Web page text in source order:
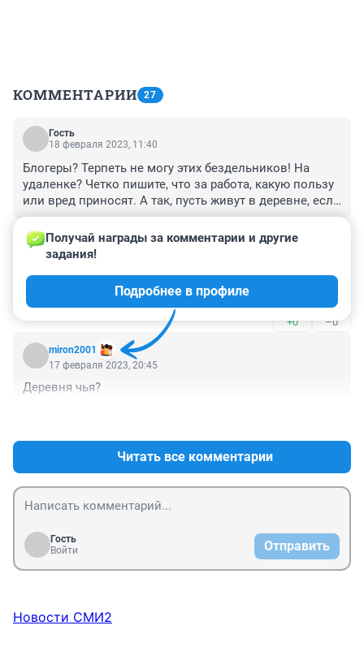
КОММЕНТАРИИ 27
Гость
18 февраля 2023, 11:40
Блогеры? Терпеть не могу этих бездельников! На
удаленке? Четко пишите, что за работа, какую пользу
или вред приносят. А так, пусть живут в деревне, если
хочется, только к нам не лезут со своей чепухой.
Гость
Я бы тоже на Альпы уехал.все бы бросил.
+0 –0
miron2001
Получай награды за комментарии и другие
задания!
Подробнее в профиле
17 февраля 2023, 20:45
Деревня чья?
Читать все комментарии
Гость
Войти
Отправить
Новости СМИ2